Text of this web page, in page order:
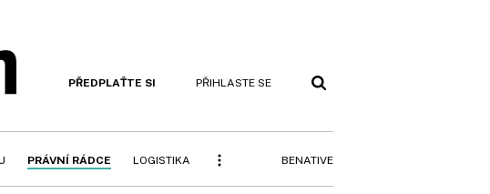
PŘEDPLAŤTE SI PŘIHLASTE SE
PRÁVNÍ RÁDCE LOGISTIKA BENATIVE